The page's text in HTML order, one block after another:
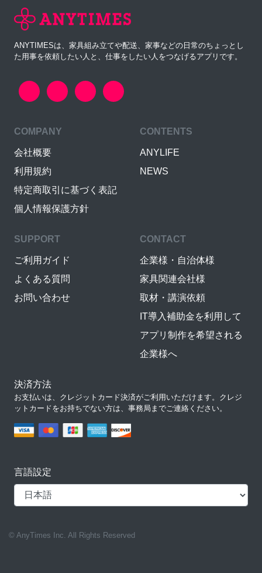
ANYTIMESは、家具組み立てや配送、家事などの日常のちょっとし
た用事を依頼したい人と、仕事をしたい人をつなげるアプリです。
COMPANY
会社概要
利用規約
特定商取引に基づく表記
個人情報保護方針
CONTENTS
ANYLIFE
NEWS
SUPPORT
ご利用ガイド
よくある質問
お問い合わせ
CONTACT
企業様・自治体様
家具関連会社様
取材・講演依頼
IT導入補助金を利用して
アプリ制作を希望される
企業様へ
決済方法
お支払いは、クレジットカード決済がご利用いただけます。クレジ
ットカードをお持ちでない方は、事務局までご連絡ください。
言語設定
© AnyTimes Inc. All Rights Reserved